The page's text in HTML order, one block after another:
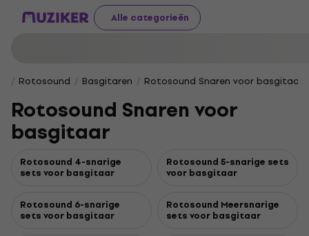
Alle categorieën
Rotosound Basgitaren Rotosound Snaren voor basgitaar
Rotosound Snaren voor
basgitaar
Rotosound 4-snarige
sets voor basgitaar
Rotosound 5-snarige sets
voor basgitaar
Rotosound 6-snarige
sets voor basgitaar
Rotosound Meersnarige
sets voor basgitaar